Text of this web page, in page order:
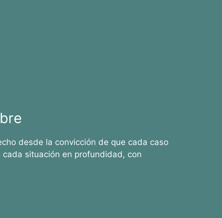
desde la convicción de que cada caso
situación en profundidad, con